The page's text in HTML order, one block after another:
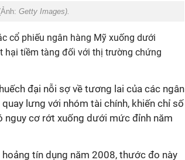
Getty Images).
cổ phiếu ngân hàng Mỹ xuống dưới
hại tiềm tàng đối với thị trường chứng
đại nỗi sợ về tương lai của các ngân
lưng với nhóm tài chính, khiến chỉ số
nguy cơ rớt xuống dưới mức đỉnh năm
tín dụng năm 2008, thước đo này